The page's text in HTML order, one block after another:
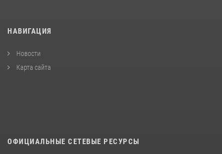
НАВИГАЦИЯ
Новости
Карта сайта
ОФИЦИАЛЬНЫЕ СЕТЕВЫЕ РЕСУРСЫ